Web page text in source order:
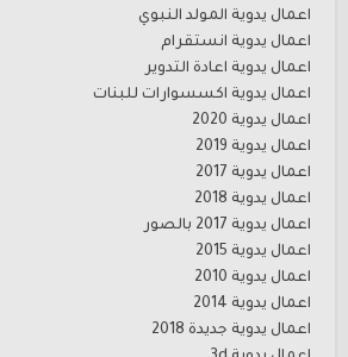
اعمال يدوية المولد النبوي
اعمال يدوية انستقرام
اعمال يدوية اعادة التدوير
اعمال يدوية اكسسوارات للبنات
اعمال يدوية 2020
اعمال يدوية 2019
اعمال يدوية 2017
اعمال يدوية 2018
اعمال يدوية 2017 بالصور
اعمال يدوية 2015
اعمال يدوية 2010
اعمال يدوية 2014
اعمال يدوية جديدة 2018